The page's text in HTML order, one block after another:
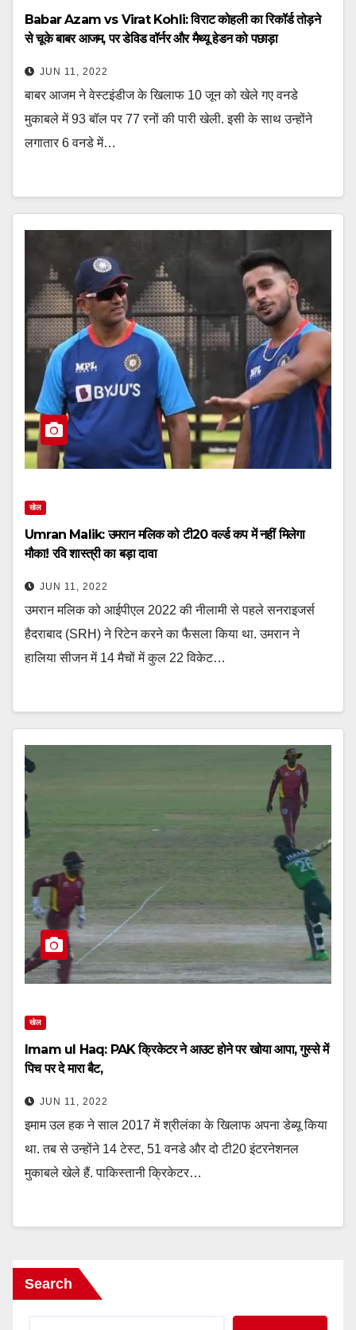
Babar Azam vs Virat Kohli: विराट कोहली का रिकॉर्ड तोड़ने
से चूके बाबर आजम, पर डेविड वॉर्नर और मैथ्यू हेडन को पछाड़ा
JUN 11, 2022
बाबर आजम ने वेस्टइंडीज के खिलाफ 10 जून को खेले गए वनडे
मुकाबले में 93 बॉल पर 77 रनों की पारी खेली. इसी के साथ उन्होंने
लगातार 6 वनडे में…
खेल
Umran Malik: उमरान मलिक को टी20 वर्ल्ड कप में नहीं मिलेगा
मौका! रवि शास्त्री का बड़ा दावा
JUN 11, 2022
उमरान मलिक को आईपीएल 2022 की नीलामी से पहले सनराइजर्स
हैदराबाद (SRH) ने रिटेन करने का फैसला किया था. उमरान ने
हालिया सीजन में 14 मैचों में कुल 22 विकेट…
खेल
Imam ul Haq: PAK क्रिकेटर ने आउट होने पर खोया आपा, गुस्से में
पिच पर दे मारा बैट,
JUN 11, 2022
इमाम उल हक ने साल 2017 में श्रीलंका के खिलाफ अपना डेब्यू किया
था. तब से उन्होंने 14 टेस्ट, 51 वनडे और दो टी20 इंटरनेशनल
मुकाबले खेले हैं. पाकिस्तानी क्रिकेटर…
Search